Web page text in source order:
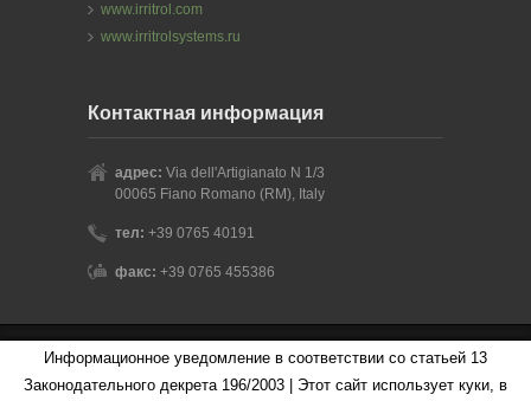
www.irritrol.com
www.irritrolsystems.ru
Контактная информация
адрес: Via dell'Artigianato N 1/3
00065 Fiano Romano (RM), Italy
тел: +39 0765 40191
факс: +39 0765 455386
Copyright © 2006 - 2026 Irritrol Systems Europe S.r.l. - P.IVA
08156261003
Информационное уведомление в соответствии со статьей 13
Законодательного декрета 196/2003 | Этот сайт использует куки, в